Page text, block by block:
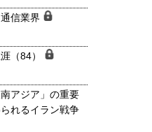
信業界
（84）
アジア」の重要
れるイラン戦争